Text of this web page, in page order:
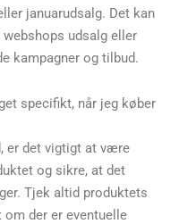
januarudsalg. Det kan
udsalg eller
kampagner og tilbud.
specifikt, når jeg køber
er det vigtigt at være
og sikre, at det
Tjek altid produktets
om der er eventuelle